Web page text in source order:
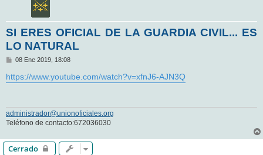
SI ERES OFICIAL DE LA GUARDIA CIVIL... ES
LO NATURAL
M
n
s
08 Ene 2019, 18:08
https://www.youtube.com/watch?v=xfnJ6-AJN3Q
administrador@unionoficiales.org
Teléfono de contacto:672036030
Cerrado